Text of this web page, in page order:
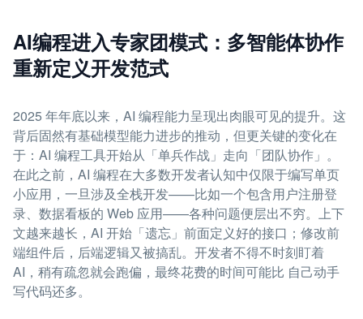
AI编程进入专家团模式：多智能体协作
重新定义开发范式
2025 年年底以来，AI 编程能力呈现出肉眼可见的提升。这
背后固然有基础模型能力进步的推动，但更关键的变化在
于：AI 编程工具开始从「单兵作战」走向「团队协作」。
在此之前，AI 编程在大多数开发者认知中仅限于编写单页
小应用，一旦涉及全栈开发——比如一个包含用户注册登
录、数据看板的 Web 应用——各种问题便层出不穷。上下
文越来越长，AI 开始「遗忘」前面定义好的接口；修改前
端组件后，后端逻辑又被搞乱。开发者不得不时刻盯着
AI，稍有疏忽就会跑偏，最终花费的时间可能比 自己动手
写代码还多。